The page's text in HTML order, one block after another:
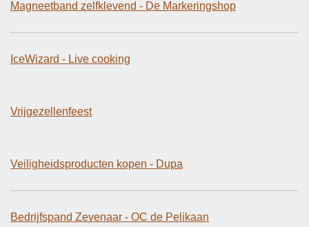
Magneetband zelfklevend - De Markeringshop
IceWizard - Live cooking
Vrijgezellenfeest
Veiligheidsproducten kopen - Dupa
Bedrijfspand Zevenaar - OC de Pelikaan